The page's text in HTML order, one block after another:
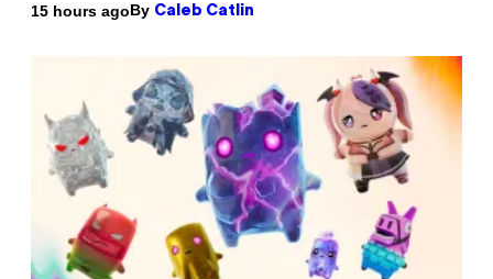
15 hours agoBy Caleb Catlin